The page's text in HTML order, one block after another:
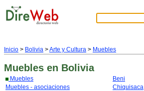
Inicio > Bolivia >Arte y Cultura > Muebles
Muebles en Bolivia
Muebles
Muebles - asociaciones
Beni
Chiquisaca